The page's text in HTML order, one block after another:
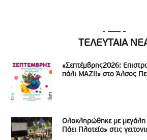
ΤΕΛΕΥΤΑΙΑ
«Σεπτέμβρης2026:
πάλι ΜΑΖΙ!» στο Άλσος
Ολοκληρώθηκε με μεγάλη
Πάει Πλατεία» στις